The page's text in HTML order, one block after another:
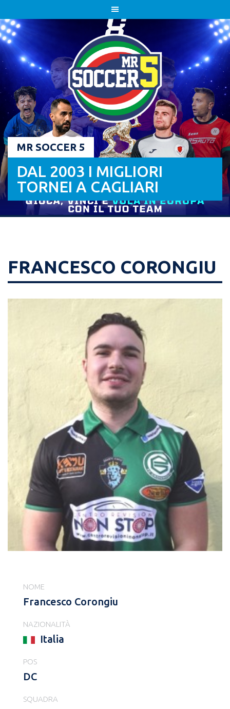
to
content
MR SOCCER 5
DAL 2003 I MIGLIORI
TORNEI A CAGLIARI
FRANCESCO CORONGIU
NOME
Francesco Corongiu
NAZIONALITÀ
Italia
POS
DC
SQUADRA